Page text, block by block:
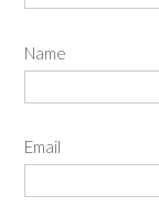
Name
Email